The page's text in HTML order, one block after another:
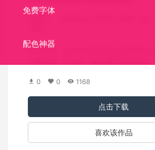
免费字体
配色神器
标识介绍：AirDental牙科logo设计用人
0 0 1168
点击下载
喜欢该作品